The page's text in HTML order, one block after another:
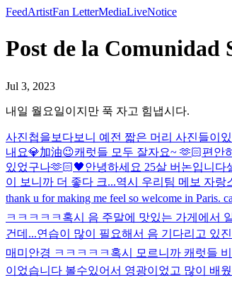
FeedArtistFan LetterMediaLiveNotice
Post de la
Jul 3, 2023
내일 월요일이지만 푹 자고 힘냅시다.
사진첩을보다보니 예전 짧은 머리 사진들이
내요💎加油😉캐럿들 모두 잘자요~ 🫶🏻편안
있었구나🫶🏻🖤안녕하세요 25살 버논입니다
이 보니까 더 좋다 크...역시 우리팀 메보 자
thank u for making me feel so welcome in Paris.
ㅋㅋㅋㅋㅋ 혹시 음 주말에 맛있는 가게에서
건데...연습이 많이 필요해서 음 기다리고 있
매미안경 ㅋㅋㅋㅋㅋ 혹시 모르니까 캐럿들
이었습니다 볼수있어서 영광이었고 많이 배